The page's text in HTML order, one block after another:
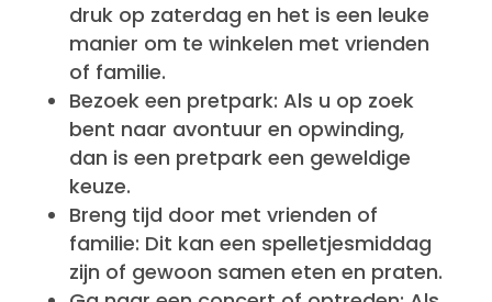
druk op zaterdag en het is een leuke
manier om te winkelen met vrienden
of familie.
Bezoek een pretpark: Als u op zoek
bent naar avontuur en opwinding,
dan is een pretpark een geweldige
keuze.
Breng tijd door met vrienden of
familie: Dit kan een spelletjesmiddag
zijn of gewoon samen eten en praten.